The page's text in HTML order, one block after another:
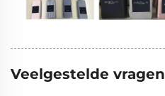
Veelgestelde vragen